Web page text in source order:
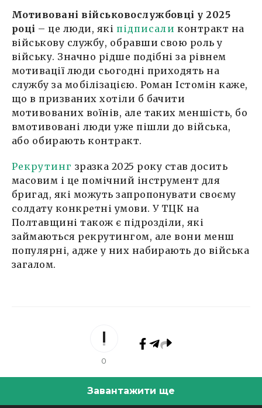
Мотивовані військовослужбовці у 2025
році – це люди, які підписали контракт на
військову службу, обравши свою роль у
війську. Значно рідше подібні за рівнем
мотивації люди сьогодні приходять на
службу за мобілізацією. Роман Істомін каже,
що в призваних хотіли б бачити
мотивованих воїнів, але таких меншість, бо
вмотивовані люди уже пішли до війська,
або обирають контракт.
Рекрутинг зразка 2025 року став досить
масовим і це помічний інструмент для
бригад, які можуть запропонувати своєму
солдату конкретні умови. У ТЦК на
Полтавщині також є підрозділи, які
займаються рекрутингом, але вони менш
популярні, адже у них набирають до війська
загалом.
0
Завантажити ще